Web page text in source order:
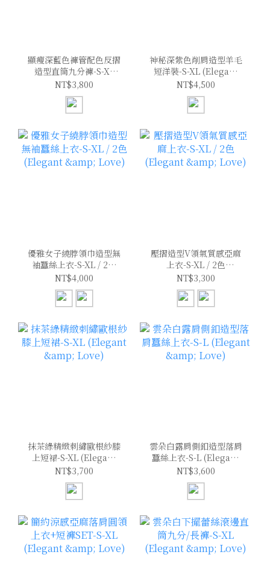
顯瘦深藍色褲管配色反摺
造型直筒九分褲-S-XL
(Elegant & Love)
NT$3,800
神秘深紫色削肩造型羊毛
短洋裝-S-XL (Elegant
& Love)
NT$4,500
優雅女子繞脖領巾造型無
袖蠶絲上衣-S-XL / 2色
(Elegant & Love)
NT$4,000
壓摺造型V領氣質感亞麻
上衣-S-XL / 2色
(Elegant & Love)
NT$3,300
抹茶綠精緻刺繡歐根紗膝
上短裙-S-XL (Elegant
& Love)
NT$3,700
雲朵白露肩側釦造型落肩
蠶絲上衣-S-L (Elegant
& Love)
NT$3,600